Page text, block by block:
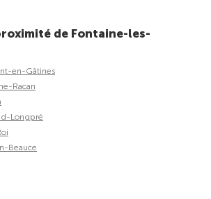
de Fontaine-les-
en-Gâtines
Racan
Longpré
Beauce